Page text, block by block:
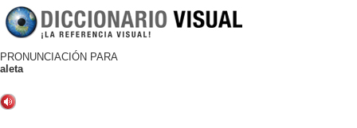
PRONUNCIACIÓN PARA
aleta